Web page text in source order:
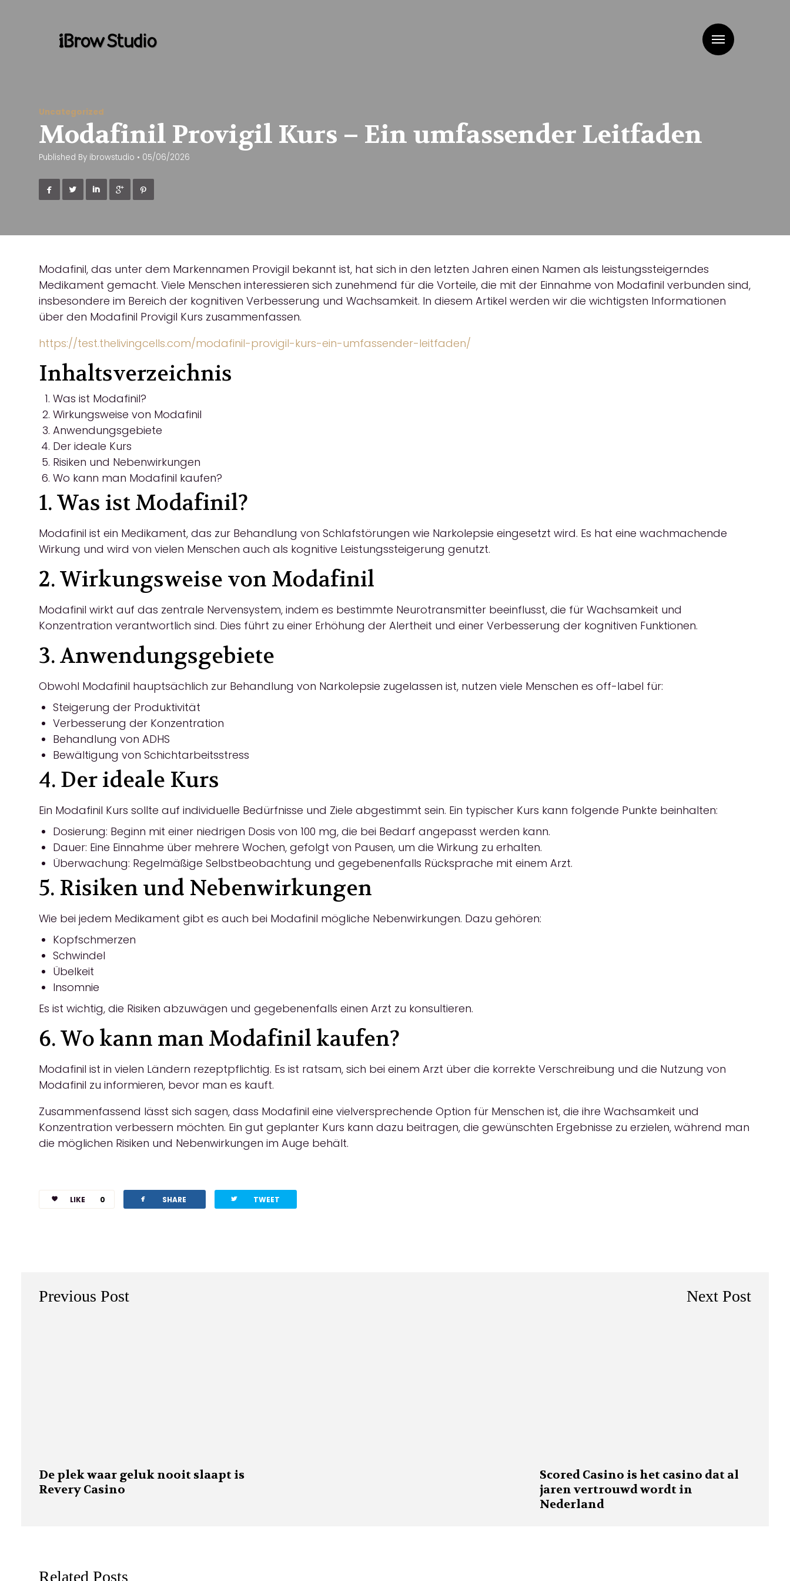
Uncategorized
Modafinil Provigil Kurs – Ein umfassender Leitfaden
Published By ibrowstudio • 05/06/2026
    
Modafinil, das unter dem Markennamen Provigil bekannt ist, hat sich in den letzten Jahren einen Namen als leistungssteigerndes
Medikament gemacht. Viele Menschen interessieren sich zunehmend für die Vorteile, die mit der Einnahme von Modafinil verbunden sind,
insbesondere im Bereich der kognitiven Verbesserung und Wachsamkeit. In diesem Artikel werden wir die wichtigsten Informationen
über den Modafinil Provigil Kurs zusammenfassen.
https://test.thelivingcells.com/modafinil-provigil-kurs-ein-umfassender-leitfaden/
Inhaltsverzeichnis
Was ist Modafinil?
Wirkungsweise von Modafinil
Anwendungsgebiete
Der ideale Kurs
Risiken und Nebenwirkungen
Wo kann man Modafinil kaufen?
1. Was ist Modafinil?
Modafinil ist ein Medikament, das zur Behandlung von Schlafstörungen wie Narkolepsie eingesetzt wird. Es hat eine wachmachende
Wirkung und wird von vielen Menschen auch als kognitive Leistungssteigerung genutzt.
2. Wirkungsweise von Modafinil
Modafinil wirkt auf das zentrale Nervensystem, indem es bestimmte Neurotransmitter beeinflusst, die für Wachsamkeit und
Konzentration verantwortlich sind. Dies führt zu einer Erhöhung der Alertheit und einer Verbesserung der kognitiven Funktionen.
3. Anwendungsgebiete
Obwohl Modafinil hauptsächlich zur Behandlung von Narkolepsie zugelassen ist, nutzen viele Menschen es off-label für:
Steigerung der Produktivität
Verbesserung der Konzentration
Behandlung von ADHS
Bewältigung von Schichtarbeitsstress
4. Der ideale Kurs
Ein Modafinil Kurs sollte auf individuelle Bedürfnisse und Ziele abgestimmt sein. Ein typischer Kurs kann folgende Punkte beinhalten:
Dosierung: Beginn mit einer niedrigen Dosis von 100 mg, die bei Bedarf angepasst werden kann.
Dauer: Eine Einnahme über mehrere Wochen, gefolgt von Pausen, um die Wirkung zu erhalten.
Überwachung: Regelmäßige Selbstbeobachtung und gegebenenfalls Rücksprache mit einem Arzt.
5. Risiken und Nebenwirkungen
Wie bei jedem Medikament gibt es auch bei Modafinil mögliche Nebenwirkungen. Dazu gehören:
Kopfschmerzen
Schwindel
Übelkeit
Insomnie
Es ist wichtig, die Risiken abzuwägen und gegebenenfalls einen Arzt zu konsultieren.
6. Wo kann man Modafinil kaufen?
Modafinil ist in vielen Ländern rezeptpflichtig. Es ist ratsam, sich bei einem Arzt über die korrekte Verschreibung und die Nutzung von
Modafinil zu informieren, bevor man es kauft.
Zusammenfassend lässt sich sagen, dass Modafinil eine vielversprechende Option für Menschen ist, die ihre Wachsamkeit und
Konzentration verbessern möchten. Ein gut geplanter Kurs kann dazu beitragen, die gewünschten Ergebnisse zu erzielen, während man
die möglichen Risiken und Nebenwirkungen im Auge behält.
LIKE 0 facebook SHARE twitterbird TWEET
Previous Post
De plek waar geluk nooit slaapt is
Revery Casino
Next Post
Scored Casino is het casino dat al
jaren vertrouwd wordt in
Nederland
Related Posts